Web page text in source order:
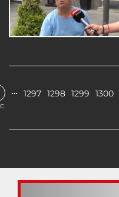
… 1297 1298 1299 1300